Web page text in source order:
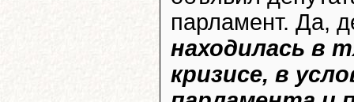
парламент. Да,
находилась в
кризисе, в